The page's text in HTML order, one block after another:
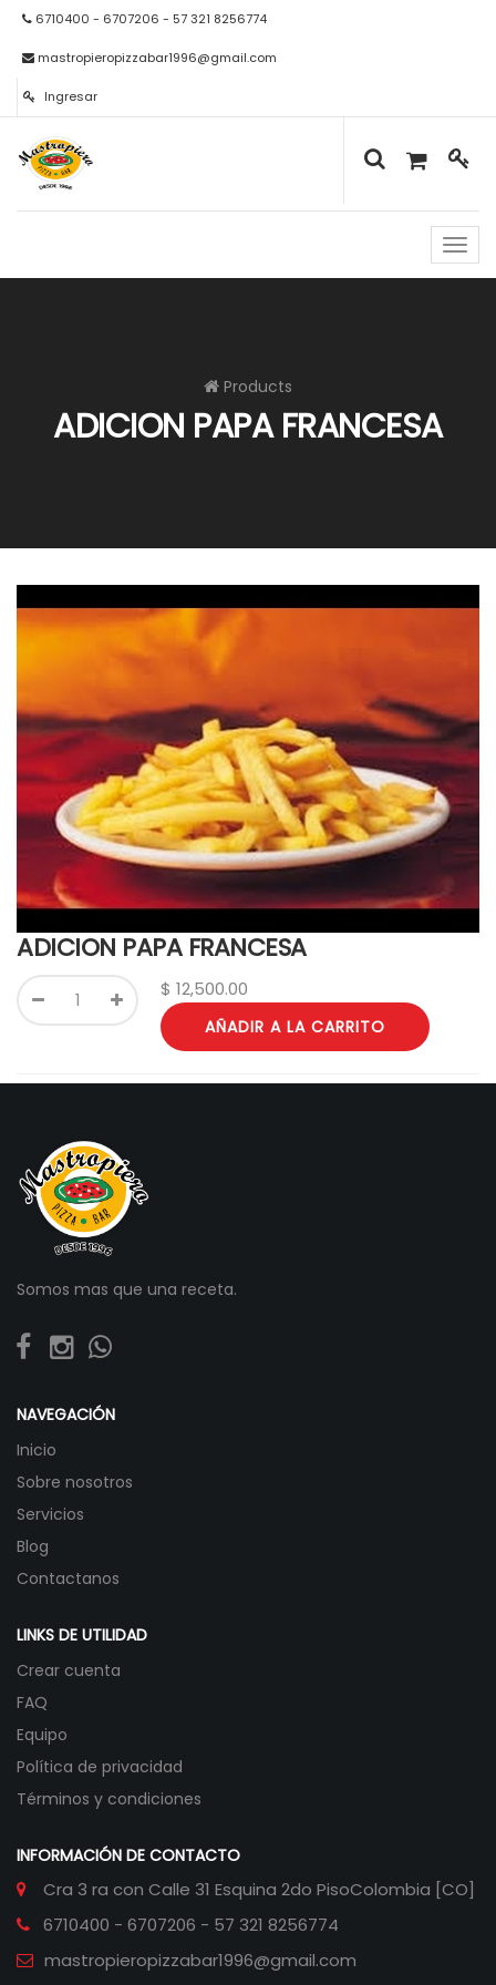
6710400 - 6707206 - 57 321 8256774
mastropieropizzabar1996@gmail.com
Ingresar
de
Products
ADICION PAPA FRANCESA
ADICION PAPA FRANCESA
$ 12,500.00
AÑADIR A LA CARRITO
Somos mas que una receta.
NAVEGACIÓN
Inicio
Sobre nosotros
Servicios
Blog
Contactanos
LINKS DE UTILIDAD
Crear cuenta
FAQ
Equipo
Política de privacidad
Términos y condiciones
INFORMACIÓN DE CONTACTO
Cra 3 ra con Calle 31 Esquina 2do PisoColombia [CO]
6710400 - 6707206 - 57 321 8256774
mastropieropizzabar1996@gmail.com